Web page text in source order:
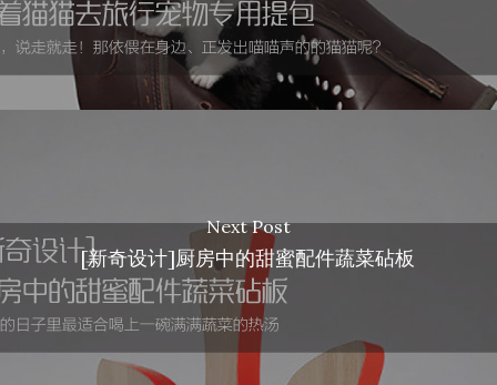
Next Post
[新奇设计]厨房中的甜蜜配件蔬菜砧板